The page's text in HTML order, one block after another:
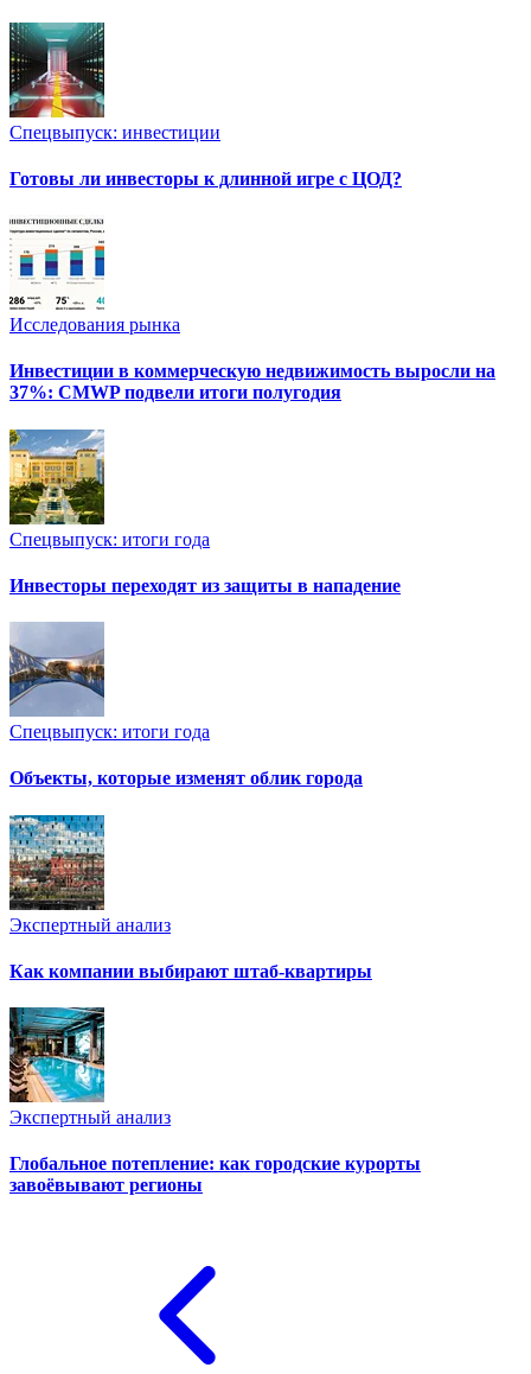
Спецвыпуск: инвестиции
Готовы ли инвесторы к длинной игре с ЦОД?
Исследования рынка
Инвестиции в коммерческую недвижимость выросли на
37%: CMWP подвели итоги полугодия
Спецвыпуск: итоги года
Инвесторы переходят из защиты в нападение
Спецвыпуск: итоги года
Объекты, которые изменят облик города
Экспертный анализ
Как компании выбирают штаб-квартиры
Экспертный анализ
Глобальное потепление: как городские курорты
завоёвывают регионы